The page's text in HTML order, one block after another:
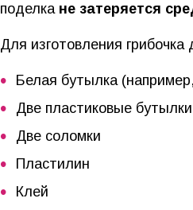
поделка не затеряется
Для изготовления
Белая бутылка
Две пластиковые
Две соломки
Пластилин
Клей